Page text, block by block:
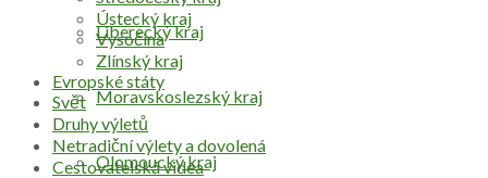
Liberecký kraj
Moravskoslezský kraj
Olomoucký kraj
Ústecký kraj
Vysočina
Zlínský kraj
Evropské státy
Svět
Druhy výletů
Netradiční výlety a dovolená
Cestovatelská videa